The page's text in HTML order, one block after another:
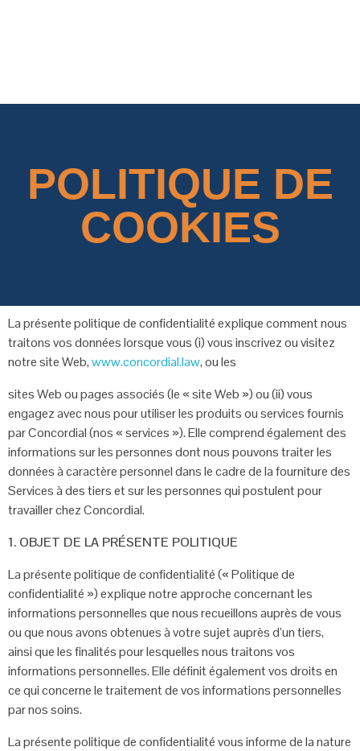
POLITIQUE DE
COOKIES
La présente politique de confidentialité explique comment nous
traitons vos donnéeslorsque vous (i) vous inscrivez ou visitez
notre site Web,www.concordial.law, ou les
sites Web ou pages associés (le « site Web ») ou (ii) vous
engagez avec nous pourutiliser les produits ou services fournis
par Concordial (nos « services »). Ellecomprend également des
informations sur les personnes dont nous pouvons traiterles
données à caractère personnel dans le cadre de la fourniture des
Services à destiers et sur les personnes qui postulent pour
travailler chez Concordial.
1. OBJET DE LA PRÉSENTE POLITIQUE
La présente politique de confidentialité (« Politique de
confidentialité ») expliquenotre approche concernant les
informations personnelles que nous recueillonsauprès de vous
ou que nous avons obtenues à votre sujet auprès d’un tiers,
ainsique les finalités pour lesquelles nous traitons vos
informations personnelles. Elledéfinit également vos droits en
ce qui concerne le traitement de vos informationspersonnelles
par nos soins.
La présente politique de confidentialité vous informe de la nature